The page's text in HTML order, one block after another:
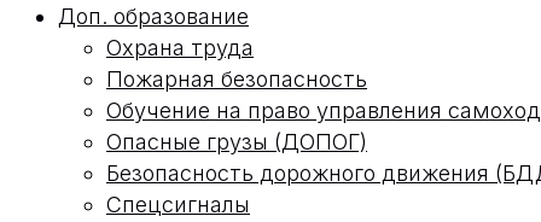
Доп. образование
Охрана труда
Пожарная безопасность
Обучение на право управления
Опасные грузы (ДОПОГ)
Безопасность дорожного движения
Спецсигналы